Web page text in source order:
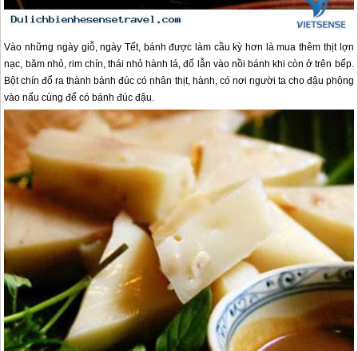
Vào những ngày giỗ, ngày Tết, bánh được làm cầu kỳ hơn là mua thêm thịt lợn
nạc, băm nhỏ, rim chín, thái nhỏ hành lá, đổ lẫn vào nồi bánh khi còn ở trên bếp.
Bột chín đổ ra thành bánh đúc có nhân thịt, hành, có nơi người ta cho đậu phộng
vào nấu cùng để có bánh đúc đậu.